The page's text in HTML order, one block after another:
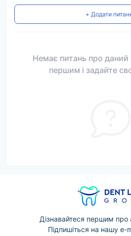
+ Додати
Немає питань про даний
першим і задайте
Дізнавайтеся першим про
Підпишіться на нашу e-